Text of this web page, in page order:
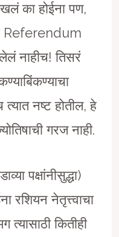
का होईना पण,
Referendum
नाहीच! तिसरं
नष्ट होतील, हे
गरज नाही.
पक्षांनीसुद्धा)
रशियन नेतृत्त्वाचा
त्यासाठी कितीही